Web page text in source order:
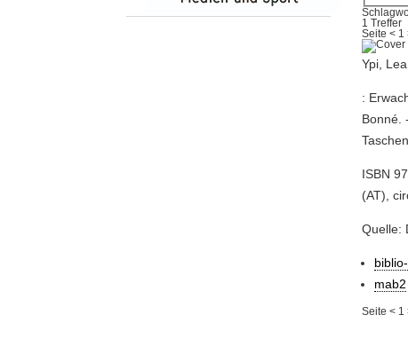
1 Treffer
Seite< 1
Ypi,
:
Bonné.
ISBN
(AT),
Quelle:
mab2
Seite< 1